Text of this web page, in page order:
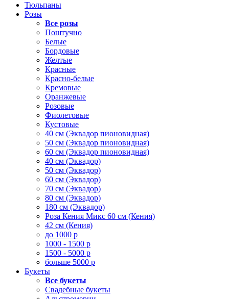
Тюльпаны
Розы
Все розы
Поштучно
Белые
Бордовые
Желтые
Красные
Красно-белые
Кремовые
Оранжевые
Розовые
Фиолетовые
Кустовые
40 см (Эквадор пионовидная)
50 см (Эквадор пионовидная)
60 см (Эквадор пионовидная)
40 см (Эквадор)
50 см (Эквадор)
60 см (Эквадор)
70 см (Эквадор)
80 см (Эквадор)
180 см (Эквадор)
Роза Кения Микс 60 см (Кения)
42 см (Кения)
до 1000 р
1000 - 1500 р
1500 - 5000 р
больше 5000 р
Букеты
Все букеты
Свадебные букеты